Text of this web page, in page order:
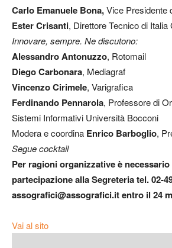
Carlo Emanuele Bona,Vice Presidente
Ester Crisanti, Direttore Tecnico di Italia
Innovare, sempre. Ne discutono:
Alessandro Antonuzzo, Rotomail
Diego Carbonara, Mediagraf
Vincenzo Cirimele, Varigrafica
Ferdinando Pennarola, Professore di
Sistemi Informativi Università Bocconi
Modera e coordina Enrico Barboglio,
Segue cocktail
Per ragioni organizzative è
partecipazione alla Segreteria tel. 02-
assografici@assografici.it entro il 24
Vai al sito